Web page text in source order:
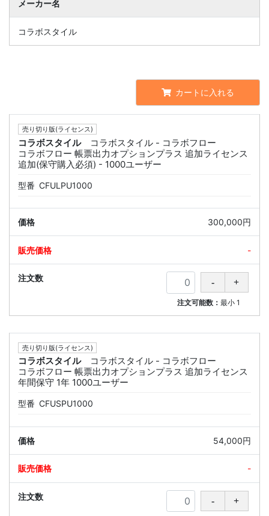
メーカー名
コラボスタイル
カートに入れる
売り切り版(ライセンス)
コラボスタイル
コラボスタイル - コラボフロー
コラボフロー 帳票出力オプションプラス 追加ライセンス
追加(保守購入必須) - 1000ユーザー
型番 CFULPU1000
300,000円
-
注文可能数：最小 1
売り切り版(ライセンス)
コラボスタイル
コラボスタイル - コラボフロー
コラボフロー 帳票出力オプションプラス 追加ライセンス
年間保守 1年 1000ユーザー
型番 CFUSPU1000
54,000円
-